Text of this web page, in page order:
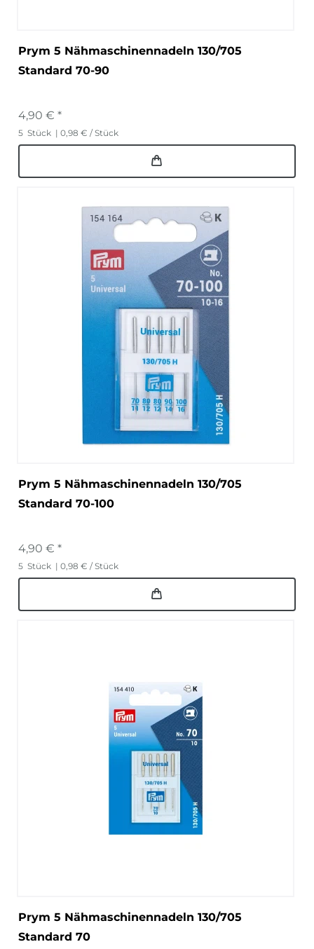
Prym 5 Nähmaschinennadeln 130/705
Standard 70-90
4,90 € *
5 Stück | 0,98 € / Stück
Prym 5 Nähmaschinennadeln 130/705
Standard 70-100
4,90 € *
5 Stück | 0,98 € / Stück
Prym 5 Nähmaschinennadeln 130/705
Standard 70